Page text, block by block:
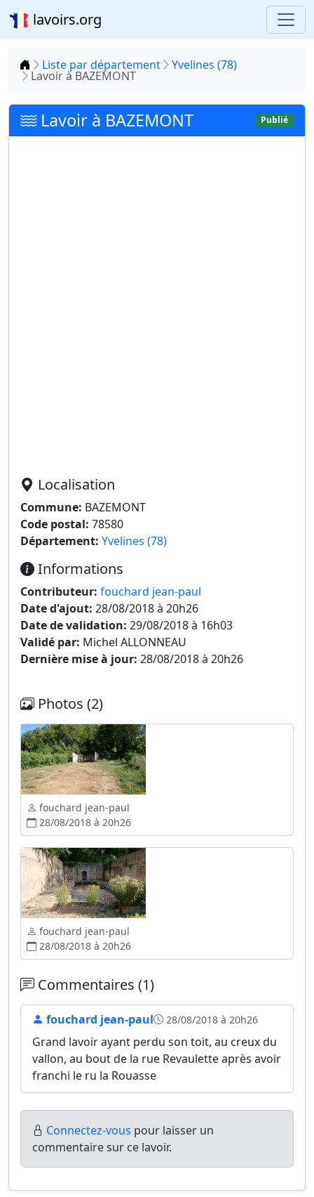
lavoirs.org
Accueil
Liste par département Yvelines (78)
Lavoir à BAZEMONT
Lavoir à BAZEMONT Publié
Localisation
Commune: BAZEMONT
Code postal: 78580
Département: Yvelines (78)
Informations
Contributeur: fouchard jean-paul
Date d'ajout: 28/08/2018 à 20h26
Date de validation: 29/08/2018 à 16h03
Validé par: Michel ALLONNEAU
Dernière mise à jour: 28/08/2018 à 20h26
Photos (2)
fouchard jean-paul
28/08/2018 à 20h26
fouchard jean-paul
28/08/2018 à 20h26
Commentaires (1)
fouchard jean-paul 28/08/2018 à 20h26
Grand lavoir ayant perdu son toit, au creux du
vallon, au bout de la rue Revaulette après avoir
franchi le ru la Rouasse
Connectez-vous pour laisser un
commentaire sur ce lavoir.